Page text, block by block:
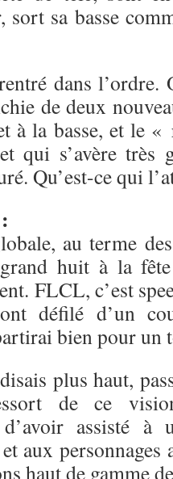
sort sa basse
dans
de deux
à la basse, et le
qui s’avère très
Qu’est-ce qui
au terme
grand huit à la
FLCL, c’est
défilé d’un
bien pour un
plus haut,
de ce
assisté à
aux personnages
haut de gamme